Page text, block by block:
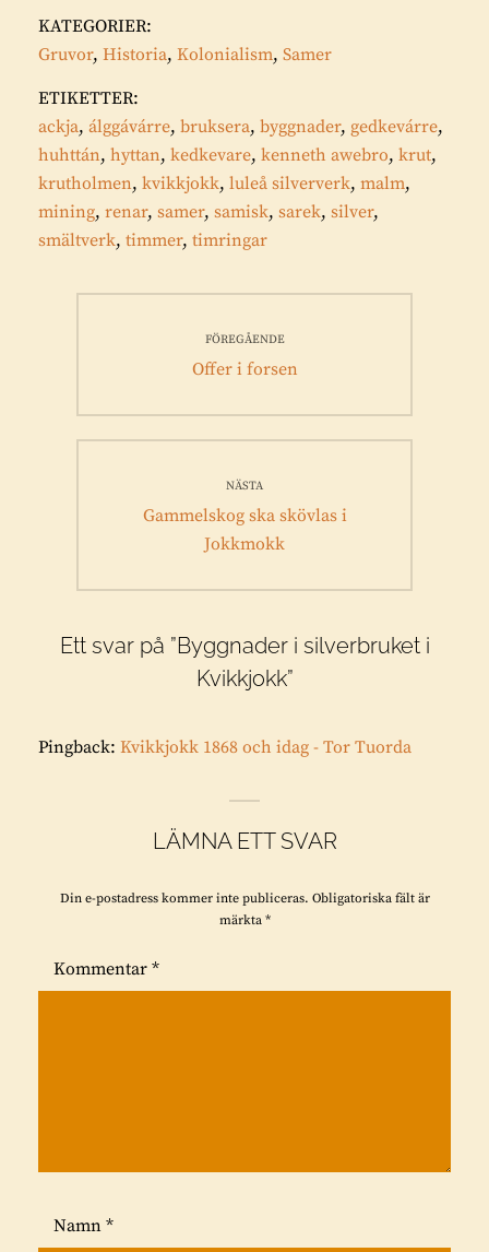
KATEGORIER:
Gruvor, Historia, Kolonialism, Samer
ETIKETTER:
ackja, álggávárre, bruksera, byggnader, gedkevárre,
huhttán, hyttan, kedkevare, kenneth awebro, krut,
krutholmen, kvikkjokk, luleå silververk, malm,
mining, renar, samer, samisk, sarek, silver,
smältverk, timmer, timringar
FÖREGÅENDE
Föregående
Offer i forsen
NÄSTA
Nästa
Gammelskog ska skövlas i
Jokkmokk
Ett svar på ”Byggnader i silverbruket i
Kvikkjokk”
Pingback: Kvikkjokk 1868 och idag - Tor Tuorda
LÄMNA ETT SVAR
Din e-postadress kommer inte publiceras. Obligatoriska fält är
märkta *
Kommentar *
Namn *